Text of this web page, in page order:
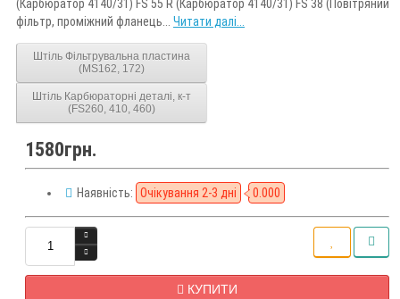
(Карбюратор 4140/31) FS 55 R (Карбюратор 4140/31) FS 38 (Повітряний
фільтр, проміжний фланець... Читати далі...
Штіль Фільтрувальна пластина
(MS162, 172)
Штіль Карбюраторні деталі, к-т
(FS260, 410, 460)
1580грн.
Наявність: Очікування 2-3 дні 0.000
КУПИТИ